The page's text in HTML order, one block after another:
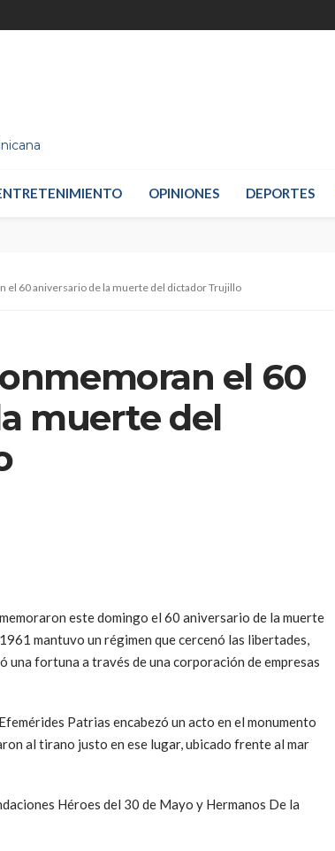
OPINIONES DEPORTES
el 60 aniversario de la muerte del dictador Trujillo
el 60
muerte del
este domingo el 60 aniversario de la muerte
mantuvo un régimen que cercenó las libertades,
una fortuna a través de una corporación de empresas
Patrias encabezó un acto en el monumento
al tirano justo en ese lugar, ubicado frente al mar
Héroes del 30 de Mayo y Hermanos De la